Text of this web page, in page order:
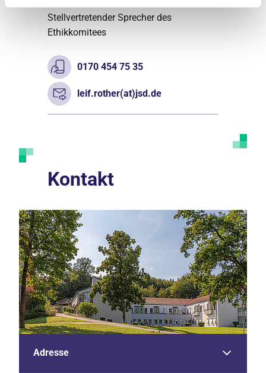
Stellvertretender Sprecher des
Ethikkomitees
0170 454 75 35
leif.rother(at)jsd.de
Kontakt
Adresse